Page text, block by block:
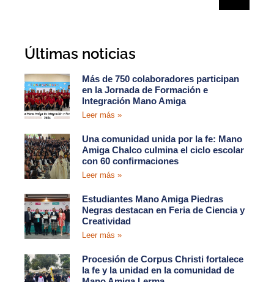
Últimas noticias
Más de 750 colaboradores participan
en la Jornada de Formación e
Integración Mano Amiga
Leer más »
Una comunidad unida por la fe: Mano
Amiga Chalco culmina el ciclo escolar
con 60 confirmaciones
Leer más »
Estudiantes Mano Amiga Piedras
Negras destacan en Feria de Ciencia y
Creatividad
Leer más »
Procesión de Corpus Christi fortalece
la fe y la unidad en la comunidad de